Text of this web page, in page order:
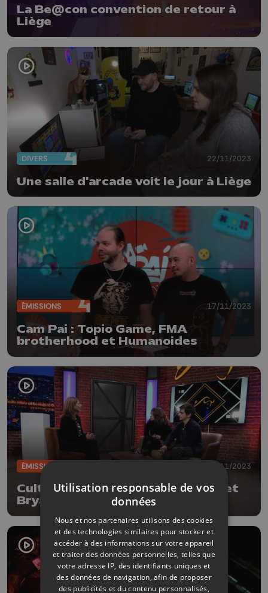
La Be@con convention de retour à
Liège
DIVERS 22/11/2023
Une salle d'arcade voit le jour à Liège
ÉMISSIONS 17/11/2023
Cam Pai : Topio Game, FMA
brotherhood et Humanoides
ÉMISSIONS 09/11/2023
CultureL avec Valérie Lemercier et
Bryan Marciano, le jeu vidéo
Judgeball et l'expo "Oasis" de
Matthieu Litt
Utilisation responsable de vos
données
Nous et nos partenaires utilisons des cookies
et des technologies similaires pour stocker et
accéder à des informations sur votre appareil
et traiter des données personnelles, telles que
votre adresse IP, des identifiants uniques et
des données de navigation, afin de proposer
des publicités et du contenu personnalisés,